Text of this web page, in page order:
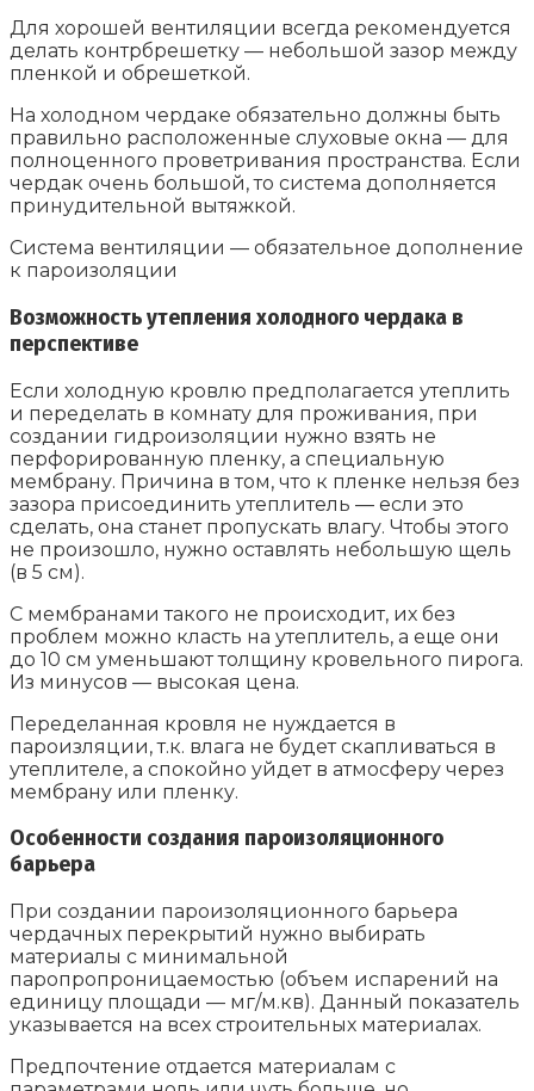
Для хорошей вентиляции всегда рекомендуется
делать контрбрешетку — небольшой зазор между
пленкой и обрешеткой.
На холодном чердаке обязательно должны быть
правильно расположенные слуховые окна — для
полноценного проветривания пространства. Если
чердак очень большой, то система дополняется
принудительной вытяжкой.
Система вентиляции — обязательное дополнение
к пароизоляции
Возможность утепления холодного чердака в
перспективе
Если холодную кровлю предполагается утеплить
и переделать в комнату для проживания, при
создании гидроизоляции нужно взять не
перфорированную пленку, а специальную
мембрану. Причина в том, что к пленке нельзя без
зазора присоединить утеплитель — если это
сделать, она станет пропускать влагу. Чтобы этого
не произошло, нужно оставлять небольшую щель
(в 5 см).
С мембранами такого не происходит, их без
проблем можно класть на утеплитель, а еще они
до 10 см уменьшают толщину кровельного пирога.
Из минусов — высокая цена.
Переделанная кровля не нуждается в
пароизляции, т.к. влага не будет скапливаться в
утеплителе, а спокойно уйдет в атмосферу через
мембрану или пленку.
Особенности создания пароизоляционного
барьера
При создании пароизоляционного барьера
чердачных перекрытий нужно выбирать
материалы с минимальной
паропропроницаемостью (объем испарений на
единицу площади — мг/м.кв). Данный показатель
указывается на всех строительных материалах.
Предпочтение отдается материалам с